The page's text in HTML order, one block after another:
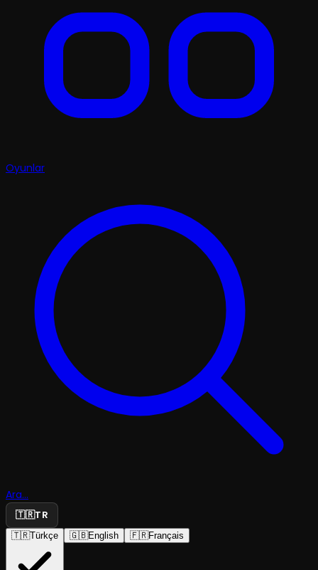
Oyunlar
Ara...
🇹🇷TR
🇹🇷Türkçe 🇬🇧English 🇫🇷Français